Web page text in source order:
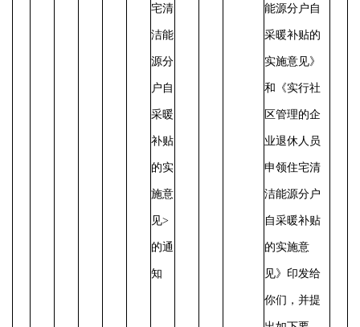
宅清
洁能
源分
户自
采暖
补贴
的实
施意
见>
的通
知
能源分户自
采暖补贴的
实施意见》
和《实行社
区管理的企
业退休人员
申领住宅清
洁能源分户
自采暖补贴
的实施意
见》印发给
你们，并提